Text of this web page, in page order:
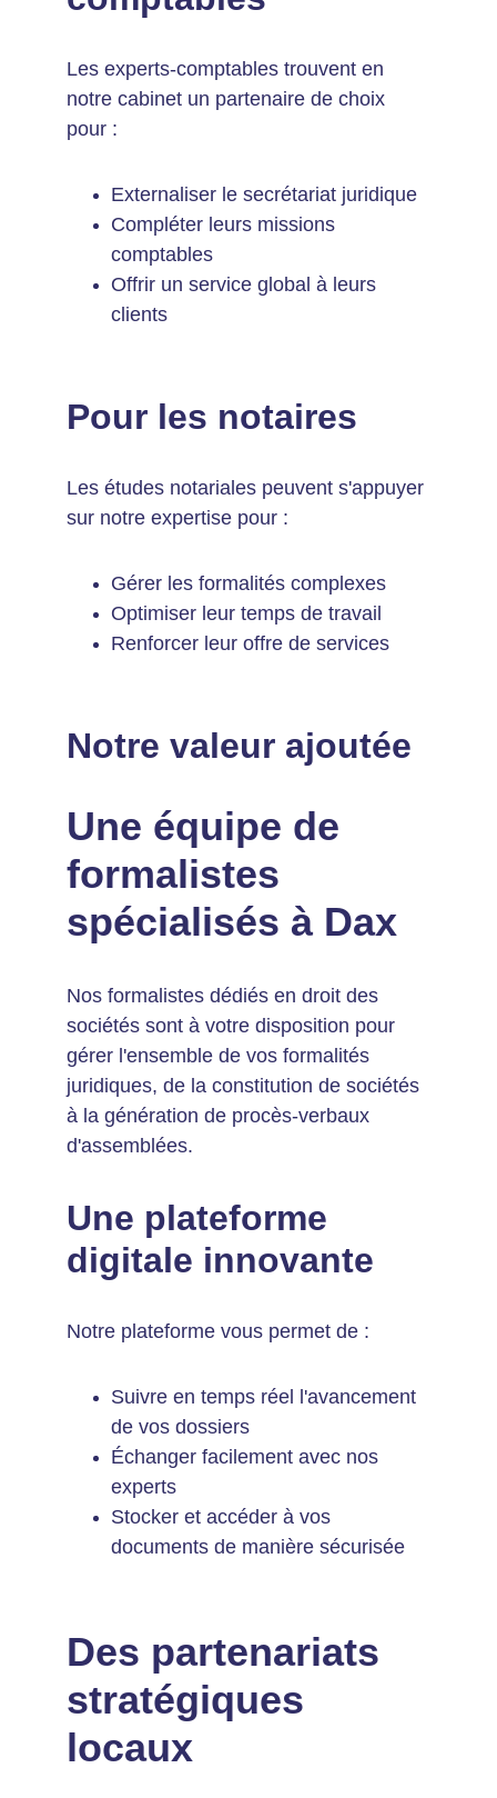
Les experts-comptables trouvent en
notre cabinet un partenaire de choix
pour :
Externaliser le secrétariat juridique
Compléter leurs missions
comptables
Offrir un service global à leurs
clients
Pour les notaires
Les études notariales peuvent s'appuyer
sur notre expertise pour :
Gérer les formalités complexes
Optimiser leur temps de travail
Renforcer leur offre de services
Notre valeur ajoutée
Une équipe de
formalistes
spécialisés à Dax
Nos formalistes dédiés en droit des
sociétés sont à votre disposition pour
gérer l'ensemble de vos formalités
juridiques, de la constitution de sociétés
à la génération de procès-verbaux
d'assemblées.
Une plateforme
digitale innovante
Notre plateforme vous permet de :
Suivre en temps réel l'avancement
de vos dossiers
Échanger facilement avec nos
experts
Stocker et accéder à vos
documents de manière sécurisée
Des partenariats
stratégiques
locaux